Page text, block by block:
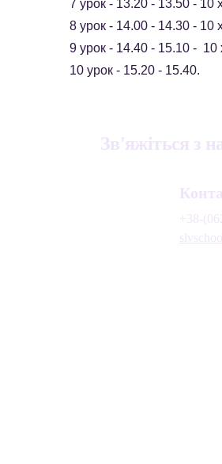
7 урок - 13.20 - 13.50 - 10
8 урок - 14.00 - 14.30 - 10
9 урок - 14.40 - 15.10 -  10
10 урок - 15.20 - 15.40.
Зв'яжіться з
+38-